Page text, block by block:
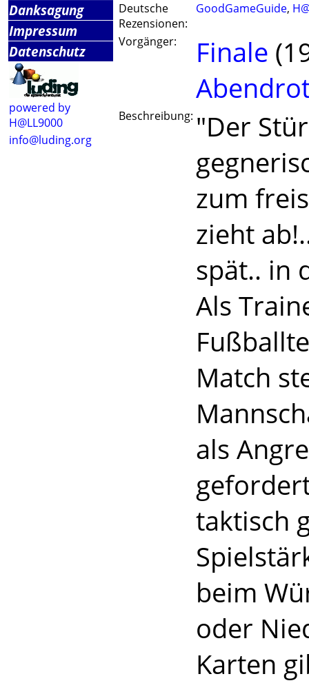
Danksagung
Impressum
Datenschutz
powered by
H@LL9000
info@luding.org
Deutsche
Rezensionen:
GoodGameGuide,
Vorgänger: Finale
Beschreibung: "Der
zum
zieht
spät.. in
Als
Match
als
taktisch
beim
oder
Karten